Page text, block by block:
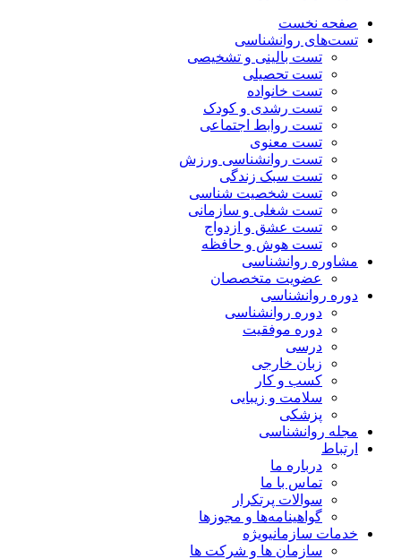
صفحه نخست
تست‌های روانشناسی
تست بالینی و تشخیصی
تست تحصیلی
تست خانواده
تست رشدی و کودک
تست روابط اجتماعی
تست معنوی
تست روانشناسی ورزش
تست سبک زندگی
تست شخصیت شناسی
تست شغلی و سازمانی
تست عشق و ازدواج
تست هوش و حافظه
مشاوره روانشناسی
عضویت متخصصان
دوره روانشناسی
دوره روانشناسی
دوره موفقیت
درسی
زبان خارجی
کسب و کار
سلامت و زیبایی
پزشکی
مجله روانشناسی
ارتباط
درباره ما
تماس با ما
سوالات پرتکرار
گواهینامه‌ها و مجوزها
خدمات سازمانیویژه
سازمان ها و شرکت ها